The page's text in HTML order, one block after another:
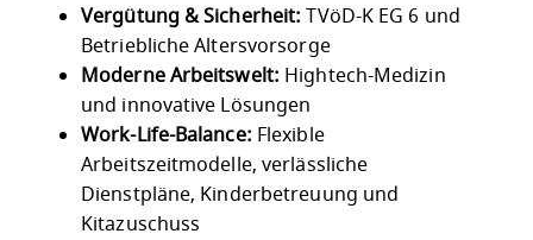
Vergütung & Sicherheit: TVöD-K EG 6 und
Betriebliche Altersvorsorge
Moderne Arbeitswelt: Hightech-Medizin
und innovative Lösungen
Work-Life-Balance: Flexible
Arbeitszeitmodelle, verlässliche
Dienstpläne, Kinderbetreuung und
Kitazuschuss